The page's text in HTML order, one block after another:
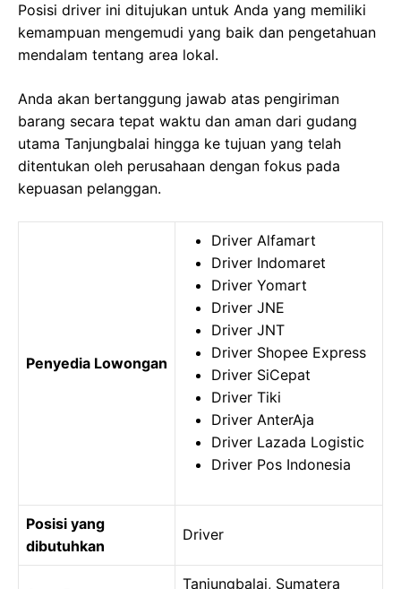
Posisi driver ini ditujukan untuk Anda yang memiliki
kemampuan mengemudi yang baik dan pengetahuan
mendalam tentang area lokal.
Anda akan bertanggung jawab atas pengiriman
barang secara tepat waktu dan aman dari gudang
utama Tanjungbalai hingga ke tujuan yang telah
ditentukan oleh perusahaan dengan fokus pada
kepuasan pelanggan.
Penyedia Lowongan
Driver Alfamart
Driver Indomaret
Driver Yomart
Driver JNE
Driver JNT
Driver Shopee Express
Driver SiCepat
Driver Tiki
Driver AnterAja
Driver Lazada Logistic
Driver Pos Indonesia
Posisi yang
dibutuhkan
Driver
Tanjungbalai, Sumatera